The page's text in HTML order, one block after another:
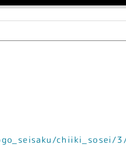
chiiki_sosei/